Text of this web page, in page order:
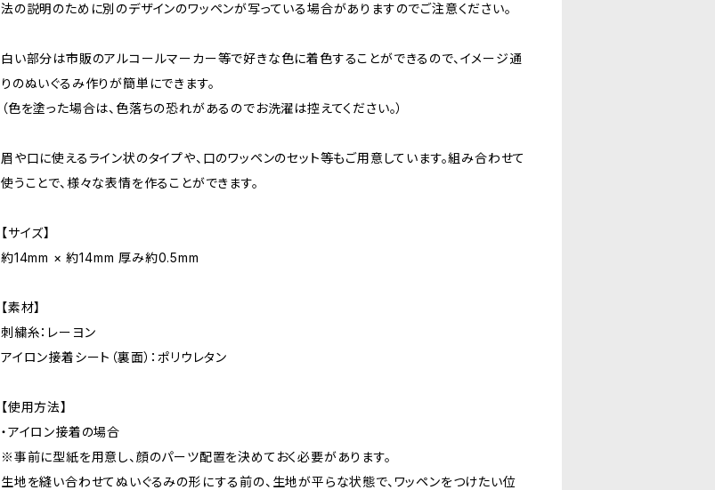
法の説明のために別のデザインのワッペンが写っている場合がありますのでご注意ください。
白い部分は市販のアルコールマーカー等で好きな色に着色することができるので、イメージ通
りのぬいぐるみ作りが簡単にできます。
（色を塗った場合は、色落ちの恐れがあるのでお洗濯は控えてください。）
眉や口に使えるライン状のタイプや、口のワッペンのセット等もご用意しています。組み合わせて
使うことで、様々な表情を作ることができます。
【サイズ】
約14mm × 約14mm 厚み約0.5mm
【素材】
刺繍糸：レーヨン
アイロン接着シート（裏面）：ポリウレタン
【使用方法】
・アイロン接着の場合
※事前に型紙を用意し、顔のパーツ配置を決めておく必要があります。
生地を縫い合わせてぬいぐるみの形にする前の、生地が平らな状態で、ワッペンをつけたい位